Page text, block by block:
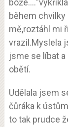
během chvilky
mě,roztáhl mi
vrazil.Myslela
jsme se líbat
obětí.
Udělala jsem
čůráka k
to tak prudce